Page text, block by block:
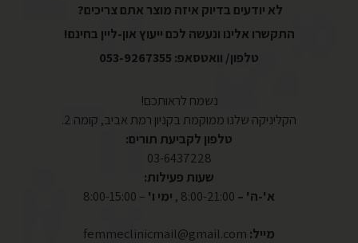
לא יודעים בדיוק איזה מוצר אתם צריכים?
התקשרו אלינו ונעשה לכם ייעוץ און-ליין בחינם!
טלפון/ וואטסאפ: 053-9267355
נשמח לראותכם!
הקליניקה שלנו ממוקמת בקניון רמת אביב, קומה 2.
טלפון לקביעת תורים:
03-6437228
שעות פעילות:
א'-ה' –
ימי ו' – 8:00-15:00
מייל: femmeclinicmail@gmail.com